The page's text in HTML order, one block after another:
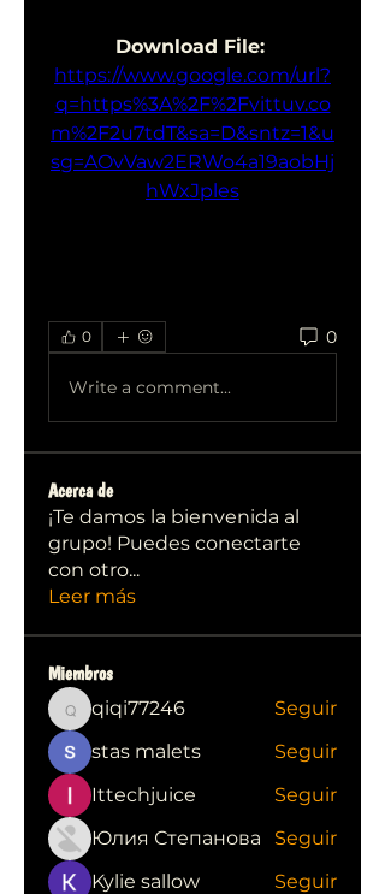
Download File:
https://www.google.com/url?
q=https%3A%2F%2Fvittuv.co
m%2F2u7tdT&sa=D&sntz=1&u
sg=AOvVaw2ERWo4a19aobHj
hWxJples
0 0
Write a comment...
Acerca de
¡Te damos la bienvenida al
grupo! Puedes conectarte
con otro...
Leer más
Miembros
qiqi77246
qiqi77246
Seguir
stas malets
Seguir
Ittechjuice
Seguir
Юлия Степанова
Seguir
Kylie sallow
Seguir